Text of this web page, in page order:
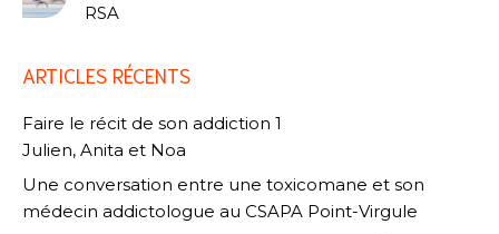
RSA
ARTICLES RÉCENTS
Faire le récit de son addiction 1
Julien, Anita et Noa
Une conversation entre une toxicomane et son
médecin addictologue au CSAPA Point-Virgule